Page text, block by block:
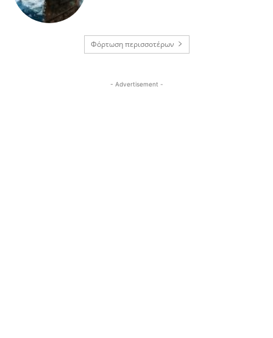
Φόρτωση περισσοτέρων
- Advertisement -